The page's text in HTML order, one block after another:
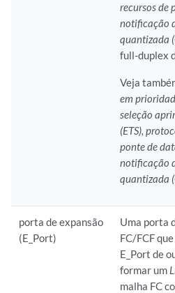
recursos de
notificação
quantizada
full-duplex
Veja
em
seleção
(ETS),
ponte de
notificação
quantizada
porta de expansão
(E_Port)
Uma porta
FC/FCF
E_Port de
formar um
malha FC